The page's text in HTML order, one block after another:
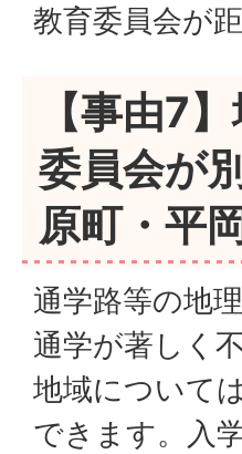
教育委員会が
【事由7
委員会が
原町・平
通学路等の地
通学が著しく
地域について
できます。入